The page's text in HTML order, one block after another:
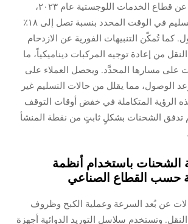
ووفقاً لتقرير صادر عن قطاع الخدمات اللوجستية عام ٢٠٢٣،
ارتفعت معدلات التسليم في الوقت المحدد بنسبة تصل إلى ١٨٪
كما تُمكّن التنبيهات الفورية عن الازدحام
من إعادة توجيه المركبات ديناميكياً، ما
على مسارها المحدَّد. ويحصل العملاء على
الوصول، مما يقلل من حالات التسليم غير
الرؤية المتكاملة في خفض أوقات التوقف
تدفق الشحنات بشكلٍ ثابتٍ من نقطة المنشأ
الشحنات باستخدام أنظمة
حسب القطاع الصناعي
عن بُعد السرعة وعملية الكبح وظروف
وتستخدم سلاسل التوريد الدوائية أجهزة